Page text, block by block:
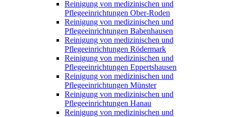
Reinigung von medizinischen und
Pflegeeinrichtungen Ober-Roden
Reinigung von medizinischen und
Pflegeeinrichtungen Babenhausen
Reinigung von medizinischen und
Pflegeeinrichtungen Rödermark
Reinigung von medizinischen und
Pflegeeinrichtungen Eppertshausen
Reinigung von medizinischen und
Pflegeeinrichtungen Münster
Reinigung von medizinischen und
Pflegeeinrichtungen Hanau
Reinigung von medizinischen und